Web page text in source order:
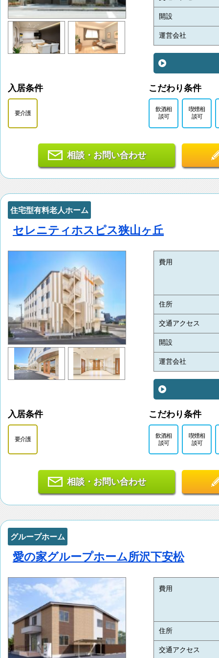
開設
運営会社
入居条件
要介護
こだわり条件
飲酒相
談可
喫煙相
談可
相談・お問い合わせ
住宅型有料老人ホーム
セレニティホスピス狭山ヶ丘
費用
住所
交通アクセス
開設
運営会社
入居条件
要介護
こだわり条件
飲酒相
談可
喫煙相
談可
相談・お問い合わせ
グループホーム
愛の家グループホーム所沢下安松
費用
住所
交通アクセス